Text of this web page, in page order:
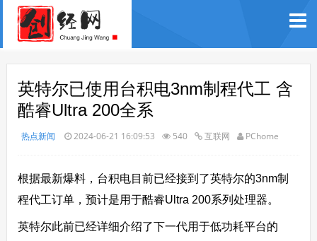
英特尔已使用台积电3nm制程代工 含
酷睿Ultra 200全系
热点新闻 2024-06-21 16:09:53 540 互联网 PChome
根据最新爆料，台积电目前已经接到了英特尔的3nm制
程代工订单，预计是用于酷睿Ultra 200系列处理器。
英特尔此前已经详细介绍了下一代用于低功耗平台的